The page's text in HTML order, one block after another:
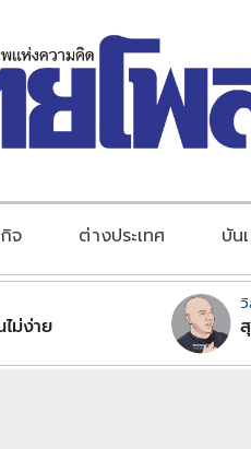
จ ต่างประเทศ บัน
ม่ง่าย